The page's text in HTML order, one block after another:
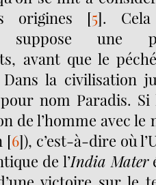
origines [5].
suppose une
avant que le
la civilisation
nom Paradis. Si
de l’homme avec le
[6]), c’est-à-dire où
de l’India Mater